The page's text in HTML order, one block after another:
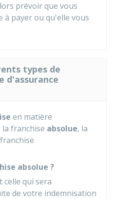
prévoir que vous
à payer ou qu'elle vous
types de
d'assurance
en matière
franchise absolue, la
absolue ?
celle qui sera
de votre indemnisation